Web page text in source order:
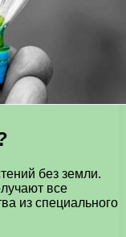
без земли.
все
из специального